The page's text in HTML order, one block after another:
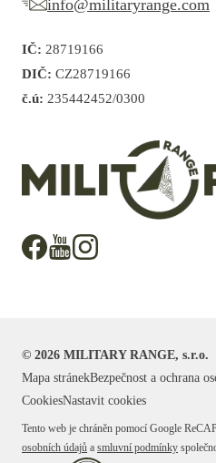
info@militaryrange.com
IČ: 28719166
DIČ: CZ28719166
č.ú: 235442452/0300
© 2026 MILITARY RANGE, s.r.o.
Mapa stránekBezpečnost a ochrana
CookiesNastavit cookies
Tento web je chráněn pomocí Google
osobních údajů a smluvní podmínky